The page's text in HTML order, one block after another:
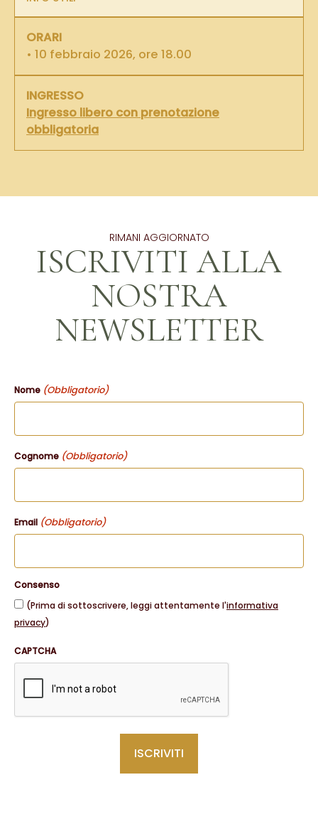
ORARI
• 10 febbraio 2026, ore 18.00
INGRESSO
Ingresso libero con prenotazione
obbligatoria
RIMANI AGGIORNATO
ISCRIVITI ALLA
NOSTRA
NEWSLETTER
Nome (Obbligatorio)
Cognome (Obbligatorio)
Email (Obbligatorio)
Consenso
(Prima di sottoscrivere, leggi attentamente l'informativa
privacy)
CAPTCHA